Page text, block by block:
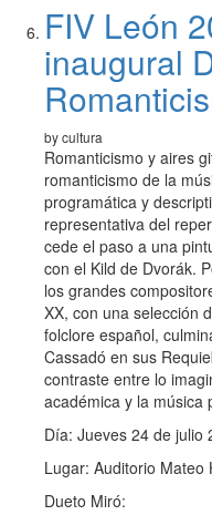
FIV León
inaugural
by cultura
Romanticismo y aires
romanticismo de la
programática y
representativa del
cede el paso a una
con el Kild de Dvorák.
los grandes
XX, con una selección
folclore español,
Cassadó en sus
contraste entre lo
académica y la música
Día: Jueves 24 de julio
Lugar: Auditorio Mateo
Dueto Miró: